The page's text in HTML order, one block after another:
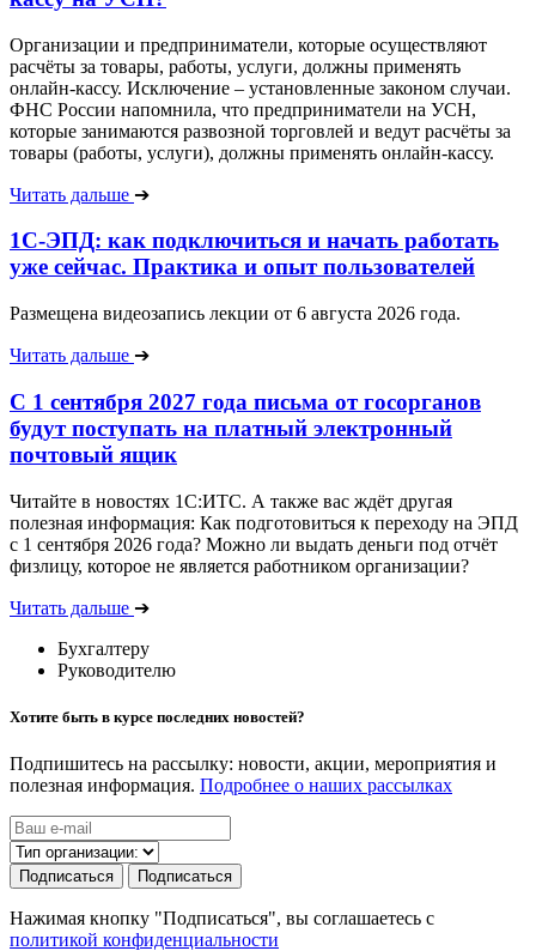
Организации и предприниматели, которые осуществляют
расчёты за товары, работы, услуги, должны применять
онлайн-кассу. Исключение – установленные законом случаи.
ФНС России напомнила, что предприниматели на УСН,
которые занимаются развозной торговлей и ведут расчёты за
товары (работы, услуги), должны применять онлайн-кассу.
Читать дальше ➔
1С-ЭПД: как подключиться и начать работать
уже сейчас. Практика и опыт пользователей
Размещена видеозапись лекции от 6 августа 2026 года.
Читать дальше ➔
С 1 сентября 2027 года письма от госорганов
будут поступать на платный электронный
почтовый ящик
Читайте в новостях 1С:ИТС. А также вас ждёт другая
полезная информация: Как подготовиться к переходу на ЭПД
с 1 сентября 2026 года? Можно ли выдать деньги под отчёт
физлицу, которое не является работником организации?
Читать дальше ➔
Бухгалтеру
Руководителю
Хотите быть в курсе последних новостей?
Подпишитесь на рассылку: новости, акции, мероприятия и
полезная информация. Подробнее о наших рассылках
Подписаться Подписаться
Нажимая кнопку "Подписаться", вы соглашаетесь с
политикой конфиденциальности